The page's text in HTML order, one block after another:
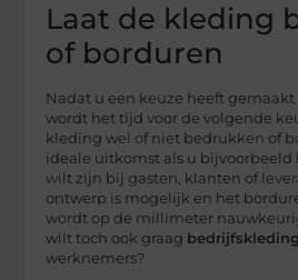
Laat de kleding
of borduren
Nadat u een keuze heeft gemaakt
wordt het tijd voor de volgende
kleding wel of niet bedrukken of
ideale uitkomst als u bijvoorbeeld
wilt zijn bij gasten, klanten of
ontwerp is mogelijk en het
wordt op de millimeter
wilt toch ook graag bedrijfskleding
werknemers?